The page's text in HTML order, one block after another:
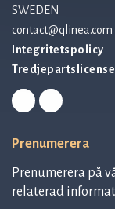
SWEDEN
contact@qlinea.com
Integritetspolicy
Prenumerera
Prenumerera på
relaterad